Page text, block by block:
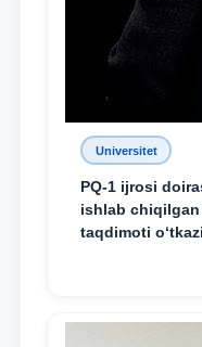
Universitet
PQ-1 ijrosi
ishlab
taqdimoti